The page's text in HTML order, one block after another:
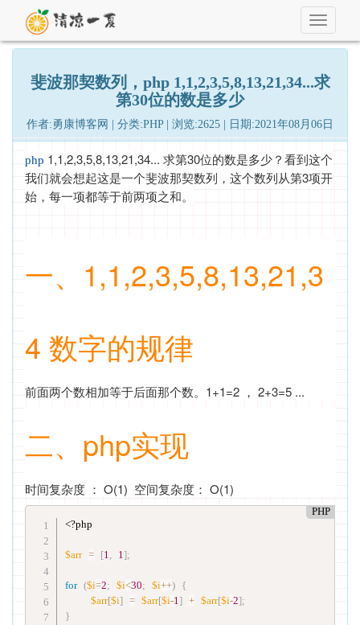
Toggle
斐波那契数列，php 1,1,2,3,5,8,13,21,34...求
第30位的数是多少
作者:勇康博客网 | 分类:PHP | 浏览:2625 | 日期:2021年08月06日
php 1,1,2,3,5,8,13,21,34... 求第30位的数是多少？看到这个
我们就会想起这是一个斐波那契数列，这个数列从第3项开
始，每一项都等于前两项之和。
一、1,1,2,3,5,8,13,21,3
4 数字的规律
前面两个数相加等于后面那个数。1+1=2 ， 2+3=5 ...
二、php实现
时间复杂度 ： O(1) 空间复杂度： O(1)
PHP
<?php
$arr = [1, 1];
for ($i=2; $i<30; $i++) {
$arr[$i] = $arr[$i-1] + $arr[$i-2];
}